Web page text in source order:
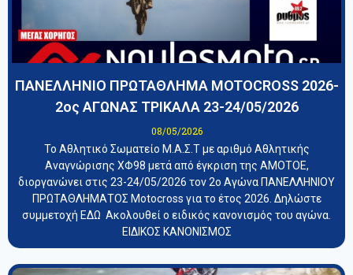
ΠΑΝΕΛΛΗΝΙΟ ΠΡΩΤΑΘΛΗΜΑ MOTOCROSS 2026-
2ος ΑΓΩΝΑΣ ΤΡΙΚΑΛΑ 23-24/05/2026
08/05/2026
Το Αθλητικό Σωματείο Μ.Α.Σ.Τ με αριθμό Αθλητικής
Αναγνώρισης ΧΦ98 μετά από έγκριση της ΑΜΟΤΟΕ,
διοργανώνει στις 23-24/05/2026 τον 2ο Αγώνα ΠΑΝΕΛΛΗΝΙΟΥ
ΠΡΩΤΑΘΛΗΜΑΤΟΣ Motocross για το έτος 2026. Δηλώστε
συμμετοχή ΕΔΩ Ακολουθεί ο ειδικός κανονισμός του αγώνα.
ΕΙΔΙΚΟΣ ΚΑΝΟΝΙΣΜΟΣ